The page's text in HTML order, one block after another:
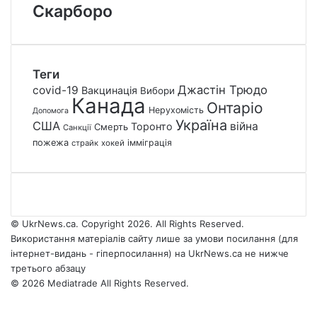
Скарборо
Теги
covid-19 Вакцинація Вибори Джастін Трюдо
Допомога Канада Нерухомість Онтаріо
США Санкції Смерть Торонто Україна війна
пожежа страйк хокей імміграція
© UkrNews.ca. Copyright 2026. All Rights Reserved.
Використання матеріалів сайту лише за умови посилання (для
інтернет-видань - гіперпосилання) на UkrNews.ca не нижче
третього абзацу
© 2026 Mediatrade All Rights Reserved.